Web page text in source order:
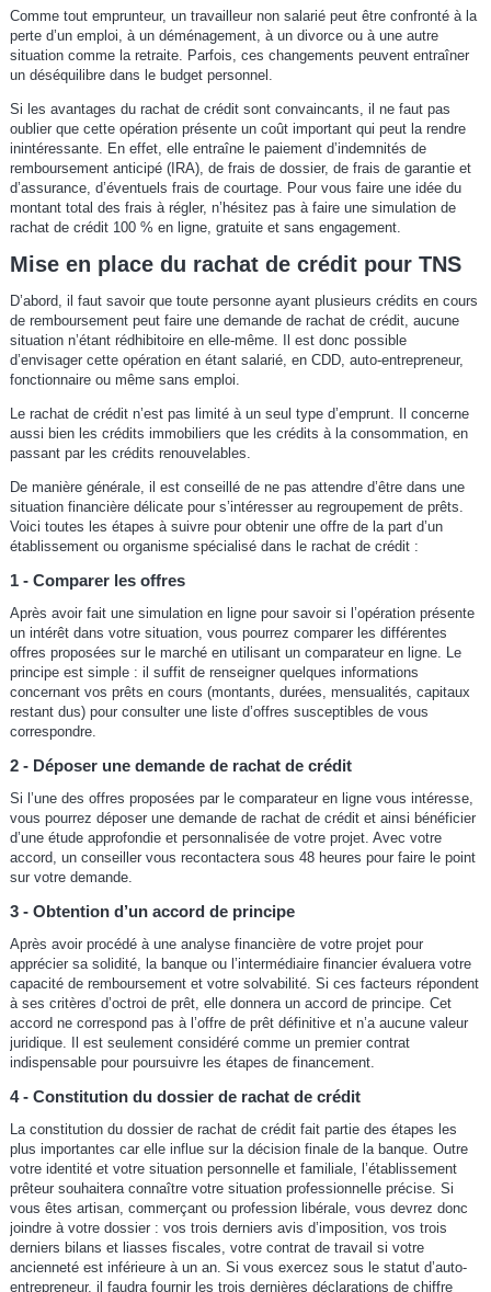
Comme tout emprunteur, un travailleur non salarié peut être confronté à la
perte d’un emploi, à un déménagement, à un divorce ou à une autre
situation comme la retraite. Parfois, ces changements peuvent entraîner
un déséquilibre dans le budget personnel.
Si les avantages du rachat de crédit sont convaincants, il ne faut pas
oublier que cette opération présente un coût important qui peut la rendre
inintéressante. En effet, elle entraîne le paiement d’indemnités de
remboursement anticipé (IRA), de frais de dossier, de frais de garantie et
d’assurance, d’éventuels frais de courtage. Pour vous faire une idée du
montant total des frais à régler, n’hésitez pas à faire une simulation de
rachat de crédit 100 % en ligne, gratuite et sans engagement.
Mise en place du rachat de crédit pour TNS
D’abord, il faut savoir que toute personne ayant plusieurs crédits en cours
de remboursement peut faire une demande de rachat de crédit, aucune
situation n’étant rédhibitoire en elle-même. Il est donc possible
d’envisager cette opération en étant salarié, en CDD, auto-entrepreneur,
fonctionnaire ou même sans emploi.
Le rachat de crédit n’est pas limité à un seul type d’emprunt. Il concerne
aussi bien les crédits immobiliers que les crédits à la consommation, en
passant par les crédits renouvelables.
De manière générale, il est conseillé de ne pas attendre d’être dans une
situation financière délicate pour s’intéresser au regroupement de prêts.
Voici toutes les étapes à suivre pour obtenir une offre de la part d’un
établissement ou organisme spécialisé dans le rachat de crédit :
1 - Comparer les offres
Après avoir fait une simulation en ligne pour savoir si l’opération présente
un intérêt dans votre situation, vous pourrez comparer les différentes
offres proposées sur le marché en utilisant un comparateur en ligne. Le
principe est simple : il suffit de renseigner quelques informations
concernant vos prêts en cours (montants, durées, mensualités, capitaux
restant dus) pour consulter une liste d’offres susceptibles de vous
correspondre.
2 - Déposer une demande de rachat de crédit
Si l’une des offres proposées par le comparateur en ligne vous intéresse,
vous pourrez déposer une demande de rachat de crédit et ainsi bénéficier
d’une étude approfondie et personnalisée de votre projet. Avec votre
accord, un conseiller vous recontactera sous 48 heures pour faire le point
sur votre demande.
3 - Obtention d’un accord de principe
Après avoir procédé à une analyse financière de votre projet pour
apprécier sa solidité, la banque ou l’intermédiaire financier évaluera votre
capacité de remboursement et votre solvabilité. Si ces facteurs répondent
à ses critères d’octroi de prêt, elle donnera un accord de principe. Cet
accord ne correspond pas à l’offre de prêt définitive et n’a aucune valeur
juridique. Il est seulement considéré comme un premier contrat
indispensable pour poursuivre les étapes de financement.
4 - Constitution du dossier de rachat de crédit
La constitution du dossier de rachat de crédit fait partie des étapes les
plus importantes car elle influe sur la décision finale de la banque. Outre
votre identité et votre situation personnelle et familiale, l’établissement
prêteur souhaitera connaître votre situation professionnelle précise. Si
vous êtes artisan, commerçant ou profession libérale, vous devrez donc
joindre à votre dossier : vos trois derniers avis d’imposition, vos trois
derniers bilans et liasses fiscales, votre contrat de travail si votre
ancienneté est inférieure à un an. Si vous exercez sous le statut d’auto-
entrepreneur, il faudra fournir les trois dernières déclarations de chiffre